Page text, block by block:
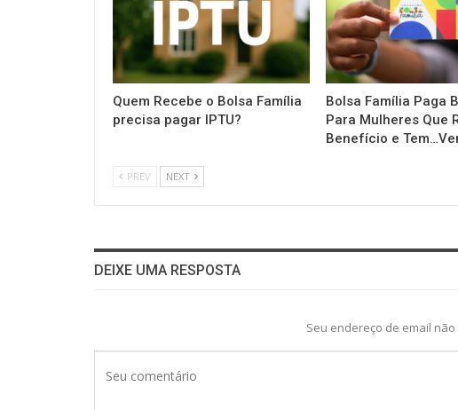
Quem Recebe o Bolsa Família
precisa pagar IPTU?
Bolsa Família Paga
Para Mulheres Que
Benefício e
PREV NEXT
DEIXE UMA RESPOSTA
Seu endereço de email